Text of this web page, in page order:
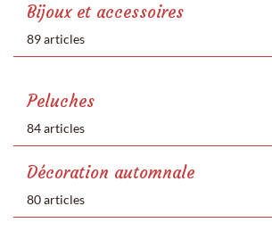
Bijoux et accessoires
89 articles
Peluches
84 articles
Décoration automnale
80 articles